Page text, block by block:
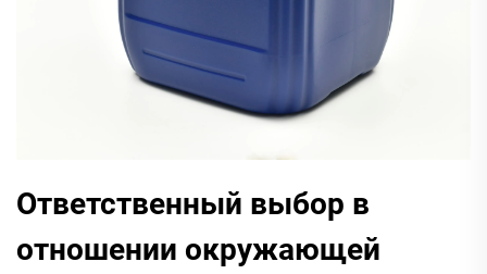
Ответственный выбор в
отношении окружающей